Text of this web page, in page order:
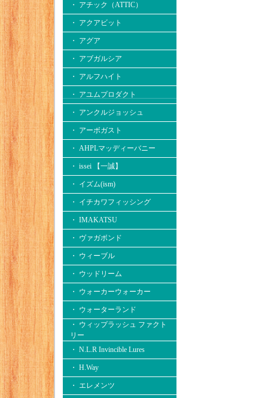
・ アチック（ATTIC）
・ アクアビット
・ アグア
・ アブガルシア
・ アルフハイト
・ アユムプロダクト
・ アンクルジョッシュ
・ アーボガスト
・ AHPLマッディーバニー
・ issei 【一誠】
・ イズム(ism)
・ イチカワフィッシング
・ IMAKATSU
・ ヴァガボンド
・ ウィーブル
・ ウッドリーム
・ ウォーカーウォーカー
・ ウォーターランド
・ ウィップラッシュ ファクト
リー
・ N.L.R Invincible Lures
・ H.Way
・ エレメンツ